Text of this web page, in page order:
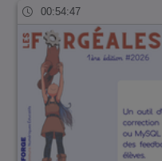
00:54:47